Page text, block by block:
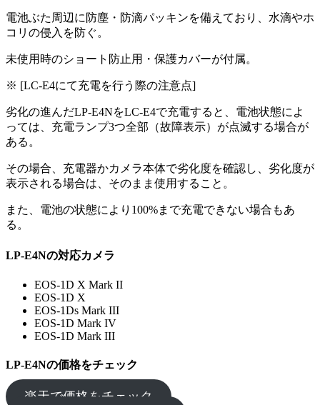
電池ぶた周辺に防塵・防滴パッキンを備えており、水滴やホ
コリの侵入を防ぐ。
未使用時のショート防止用・保護カバーが付属。
※ [LC-E4にて充電を行う際の注意点]
劣化の進んだLP-E4NをLC-E4で充電すると、電池状態によ
っては、充電ランプ3つ全部（故障表示）が点滅する場合が
ある。
その場合、充電器かカメラ本体で劣化度を確認し、劣化度が
表示される場合は、そのまま使用すること。
また、電池の状態により100%まで充電できない場合もあ
る。
LP-E4Nの対応カメラ
EOS-1D X Mark II
EOS-1D X
EOS-1Ds Mark III
EOS-1D Mark IV
EOS-1D Mark III
LP-E4Nの価格をチェック
楽天で価格をチェック